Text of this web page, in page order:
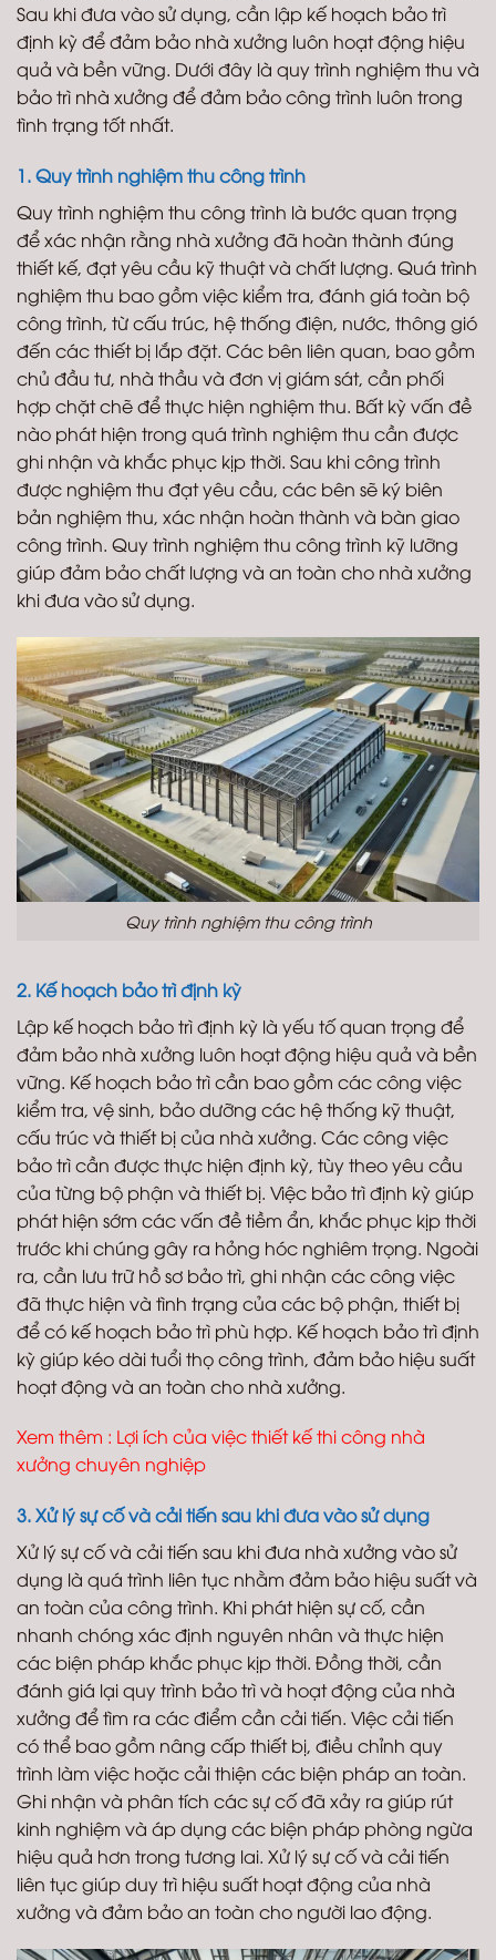
Sau khi đưa vào sử dụng, cần lập kế hoạch bảo trì
định kỳ để đảm bảo nhà xưởng luôn hoạt động hiệu
quả và bền vững. Dưới đây là quy trình nghiệm thu và
bảo trì nhà xưởng để đảm bảo công trình luôn trong
tình trạng tốt nhất.
1. Quy trình nghiệm thu công trình
Quy trình nghiệm thu công trình là bước quan trọng
để xác nhận rằng nhà xưởng đã hoàn thành đúng
thiết kế, đạt yêu cầu kỹ thuật và chất lượng. Quá trình
nghiệm thu bao gồm việc kiểm tra, đánh giá toàn bộ
công trình, từ cấu trúc, hệ thống điện, nước, thông gió
đến các thiết bị lắp đặt. Các bên liên quan, bao gồm
chủ đầu tư, nhà thầu và đơn vị giám sát, cần phối
hợp chặt chẽ để thực hiện nghiệm thu. Bất kỳ vấn đề
nào phát hiện trong quá trình nghiệm thu cần được
ghi nhận và khắc phục kịp thời. Sau khi công trình
được nghiệm thu đạt yêu cầu, các bên sẽ ký biên
bản nghiệm thu, xác nhận hoàn thành và bàn giao
công trình. Quy trình nghiệm thu công trình kỹ lưỡng
giúp đảm bảo chất lượng và an toàn cho nhà xưởng
khi đưa vào sử dụng.
Quy trình nghiệm thu công trình
2. Kế hoạch bảo trì định kỳ
Lập kế hoạch bảo trì định kỳ là yếu tố quan trọng để
đảm bảo nhà xưởng luôn hoạt động hiệu quả và bền
vững. Kế hoạch bảo trì cần bao gồm các công việc
kiểm tra, vệ sinh, bảo dưỡng các hệ thống kỹ thuật,
cấu trúc và thiết bị của nhà xưởng. Các công việc
bảo trì cần được thực hiện định kỳ, tùy theo yêu cầu
của từng bộ phận và thiết bị. Việc bảo trì định kỳ giúp
phát hiện sớm các vấn đề tiềm ẩn, khắc phục kịp thời
trước khi chúng gây ra hỏng hóc nghiêm trọng. Ngoài
ra, cần lưu trữ hồ sơ bảo trì, ghi nhận các công việc
đã thực hiện và tình trạng của các bộ phận, thiết bị
để có kế hoạch bảo trì phù hợp. Kế hoạch bảo trì định
kỳ giúp kéo dài tuổi thọ công trình, đảm bảo hiệu suất
hoạt động và an toàn cho nhà xưởng.
Xem thêm : Lợi ích của việc thiết kế thi công nhà
xưởng chuyên nghiệp
3. Xử lý sự cố và cải tiến sau khi đưa vào sử dụng
Xử lý sự cố và cải tiến sau khi đưa nhà xưởng vào sử
dụng là quá trình liên tục nhằm đảm bảo hiệu suất và
an toàn của công trình. Khi phát hiện sự cố, cần
nhanh chóng xác định nguyên nhân và thực hiện
các biện pháp khắc phục kịp thời. Đồng thời, cần
đánh giá lại quy trình bảo trì và hoạt động của nhà
xưởng để tìm ra các điểm cần cải tiến. Việc cải tiến
có thể bao gồm nâng cấp thiết bị, điều chỉnh quy
trình làm việc hoặc cải thiện các biện pháp an toàn.
Ghi nhận và phân tích các sự cố đã xảy ra giúp rút
kinh nghiệm và áp dụng các biện pháp phòng ngừa
hiệu quả hơn trong tương lai. Xử lý sự cố và cải tiến
liên tục giúp duy trì hiệu suất hoạt động của nhà
xưởng và đảm bảo an toàn cho người lao động.